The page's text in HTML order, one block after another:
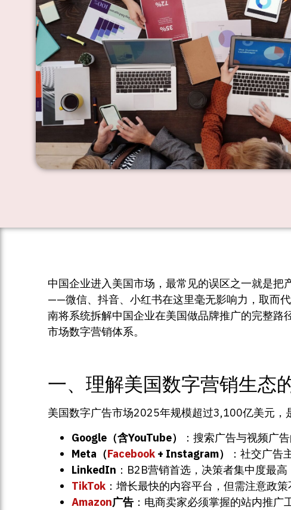
中国企业进入美国市场，最常见的误区之一就是把
——微信、抖音、小红书在这里毫无影响力，取而
南将系统拆解中国企业在美国做品牌推广的完整
市场数字营销体系。
一、理解美国数字营销生态
美国数字广告市场2025年规模超过3,100亿美元，
Google（含YouTube）
：搜索广告与视频广
Meta（Facebook + Instagram）
：社交广告
LinkedIn ：B2B营销首选，决策者集中度最高
TikTok ：增长最快的内容平台，但需注意政
Amazon广告 ：电商卖家必须掌握的站内推广